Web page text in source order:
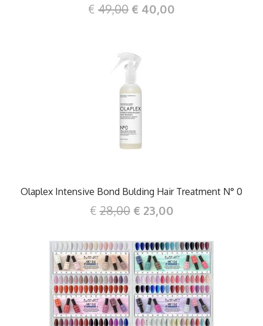
€ 49,00 € 40,00
DETTAGLI
Olaplex Intensive Bond Bulding Hair Treatment N° 0
€28,00 € 23,00
DETTAGLI